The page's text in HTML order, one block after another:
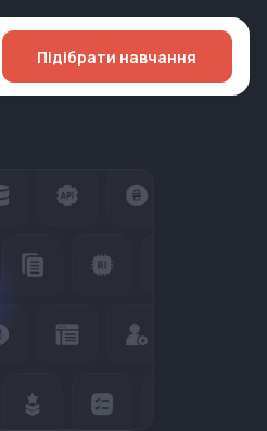
Підібрати навчання